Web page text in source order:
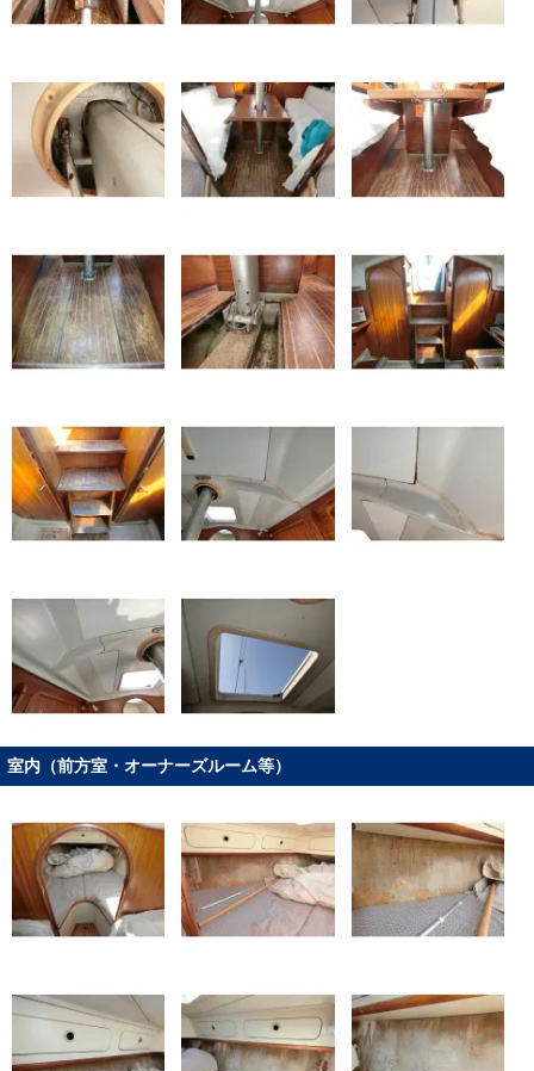
室内（前方室・オーナーズルーム等）